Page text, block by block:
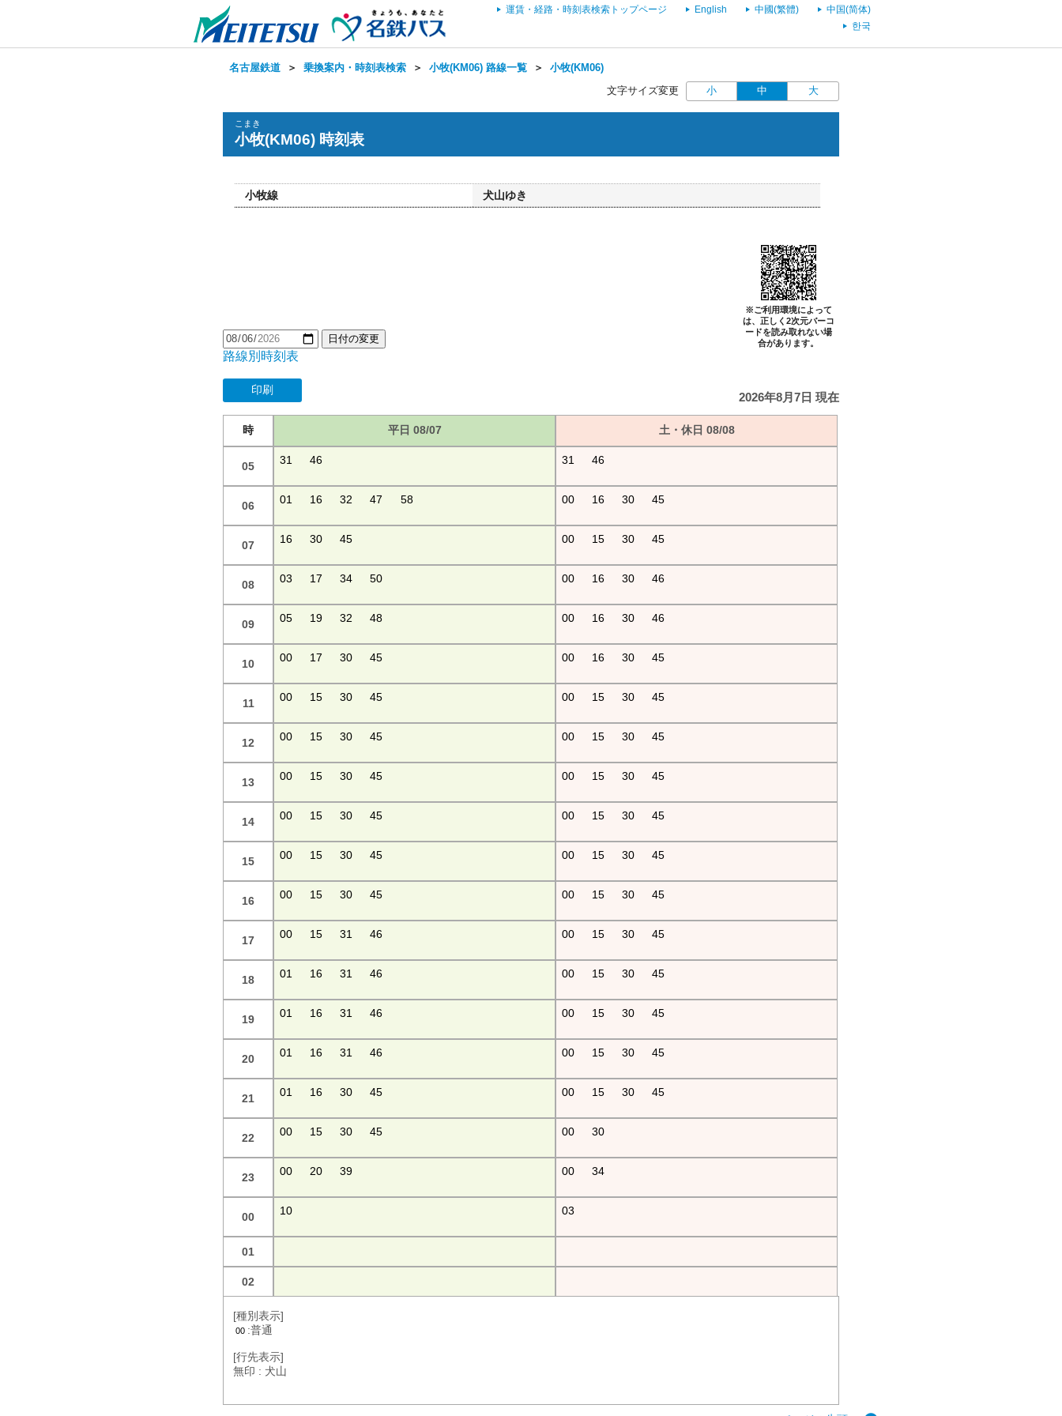
運賃・経路・時刻表検索トップページ English 中國(繁體)
中国(简体)
한국
名古屋鉄道 ＞ 乗換案内・時刻表検索 ＞ 小牧(KM06) 路線一覧 ＞ 小牧(KM06)
文字サイズ変更 小 中 大
こまき
小牧(KM06) 時刻表
小牧線 犬山ゆき
※ご利用環境によって
は、正しく2次元バーコ
ードを読み取れない場
合があります。
日付の変更
路線別時刻表
印刷
2026年8月7日 現在
時 平日 08/07 土・休日 08/08
05 31 46 31 46
06 01 16 32 47 58 00 16 30 45
07 16 30 45 00 15 30 45
08 03 17 34 50 00 16 30 46
09 05 19 32 48 00 16 30 46
10 00 17 30 45 00 16 30 45
11 00 15 30 45 00 15 30 45
12 00 15 30 45 00 15 30 45
13 00 15 30 45 00 15 30 45
14 00 15 30 45 00 15 30 45
15 00 15 30 45 00 15 30 45
16 00 15 30 45 00 15 30 45
17 00 15 31 46 00 15 30 45
18 01 16 31 46 00 15 30 45
19 01 16 31 46 00 15 30 45
20 01 16 31 46 00 15 30 45
21 01 16 30 45 00 15 30 45
22 00 15 30 45 00 30
23 00 20 39 00 34
00 10 03
01
02
[種別表示]
00 :普通
[行先表示]
無印 : 犬山